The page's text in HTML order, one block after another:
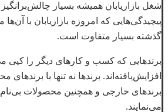
شغل بازاریابان همیشه بسیار
پیچیدگی‌هایی که امروزه بازاریابان با آن‌ها
گذشته بسیار متفاوت است.
برندهایی که کسب و کارهای دیگر را کپی
افزایش‌یافته‌اند. برندها نه تنها با برندهای
برندهای خارجی و همچنین محصولات بی‌نام
می‌نمایند.